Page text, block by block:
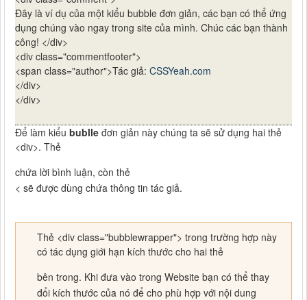
Đây là ví dụ của một kiểu bubble đơn giản, các bạn có thể ứng
dụng chúng vào ngay trong site của mình. Chúc các bạn thành
công! </div>
<div class="commentfooter">
<span class="author">Tác giả: CSSYeah.com
</div>
</div>
Để làm kiểu bublle đơn giản này chúng ta sẽ sử dụng hai thẻ
<div>. Thẻ
chứa lời bình luận, còn thẻ
< sẽ được dùng chứa thông tin tác giả.
Thẻ <div class="bubblewrapper"> trong trường hợp này
có tác dụng giới hạn kích thước cho hai thẻ
bên trong. Khi đưa vào trong Website bạn có thể thay
đổi kích thước của nó để cho phù hợp với nội dung